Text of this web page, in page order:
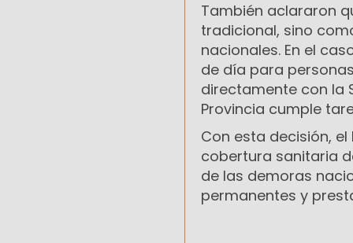
También aclararon
tradicional, sino
nacionales. En el
de día para
directamente con la
Provincia cumple
Con esta decisión,
cobertura sanitaria
de las demoras
permanentes y